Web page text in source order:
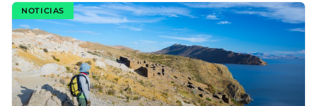
NOTICIAS